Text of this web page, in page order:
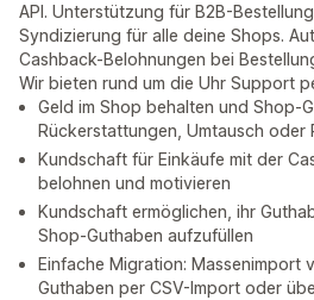
API. Unterstützung für B2B-
Syndizierung für alle deine Shops.
Cashback-Belohnungen bei
Wir bieten rund um die Uhr Support
Geld im Shop behalten und Shop-
Rückerstattungen, Umtausch oder
Kundschaft für Einkäufe mit der
belohnen und motivieren
Kundschaft ermöglichen, ihr
Shop-Guthaben aufzufüllen
Einfache Migration: Massenimport
Guthaben per CSV-Import oder